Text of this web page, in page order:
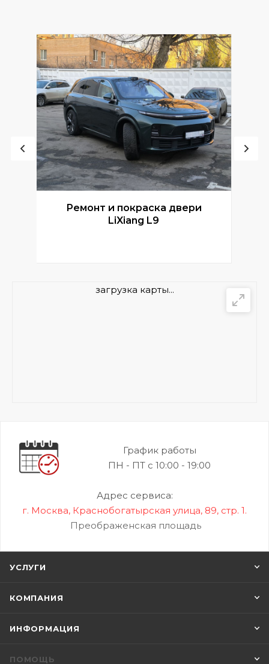
Ремонт и покраска двери
LiXiang L9
загрузка карты...
График работы
ПН - ПТ с 10:00 - 19:00
Адрес сервиса:
г. Москва, Краснобогатырская улица, 89, стр. 1.
Преображенская площадь
УСЛУГИ
КОМПАНИЯ
ИНФОРМАЦИЯ
ПОМОЩЬ